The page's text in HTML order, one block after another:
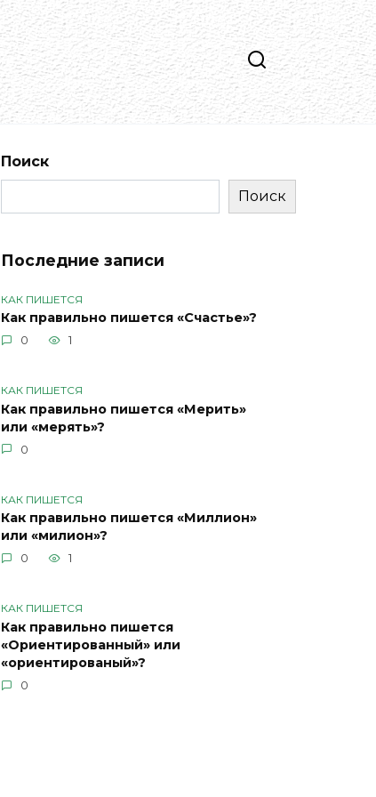
Поиск
Поиск
Последние записи
КАК ПИШЕТСЯ
Как правильно пишется «Счастье»?
0 1
КАК ПИШЕТСЯ
Как правильно пишется «Мерить»
или «мерять»?
0
КАК ПИШЕТСЯ
Как правильно пишется «Миллион»
или «милион»?
0 1
КАК ПИШЕТСЯ
Как правильно пишется
«Ориентированный» или
«ориентированый»?
0